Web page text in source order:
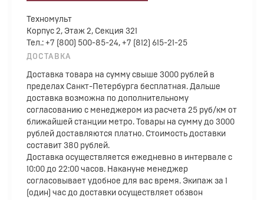
Техномульт
Корпус 2, Этаж 2, Секция 321
Тел.: +7 (800) 500-85-24, +7 (812) 615-21-25
ДОСТАВКА
Доставка товара на сумму свыше 3000 рублей в
пределах Санкт-Петербурга бесплатная. Дальше
доставка возможна по дополнительному
согласованию с менеджером из расчета 25 руб/км от
ближайшей станции метро. Товары на сумму до 3000
рублей доставляются платно. Стоимость доставки
составит 380 рублей.
Доставка осуществляется ежедневно в интервале с
10:00 до 22:00 часов. Накануне менеджер
согласовывает удобное для вас время. Экипаж за 1
(один) час до доставки осуществляет обзвон